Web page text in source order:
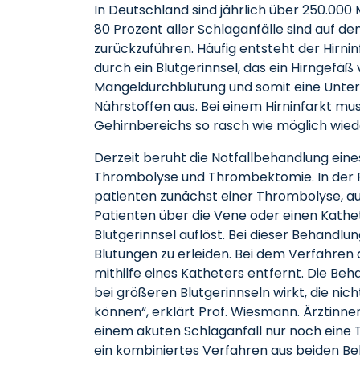
In Deutschland sind jährlich über
80 Prozent aller Schlaganfälle sind auf
zurückzuführen. Häufig entsteht der
durch ein Blutgerinnsel, das ein
Mangeldurchblutung und somit eine
Nährstoffen aus. Bei einem Hirninfarkt
Gehirnbereichs so rasch wie möglich
Derzeit beruht die Notfallbehandlung
Thrombolyse und Thrombektomie. In
patienten zunächst einer Thrombolyse,
Patienten über die Vene oder einen
Blutgerinnsel auflöst. Bei dieser
Blutungen zu erleiden. Bei dem
mithilfe eines Katheters entfernt. Die
bei größeren Blutgerinnseln wirkt, die
können“, erklärt Prof. Wiesmann.
einem akuten Schlaganfall nur noch
ein kombiniertes Verfahren aus beiden